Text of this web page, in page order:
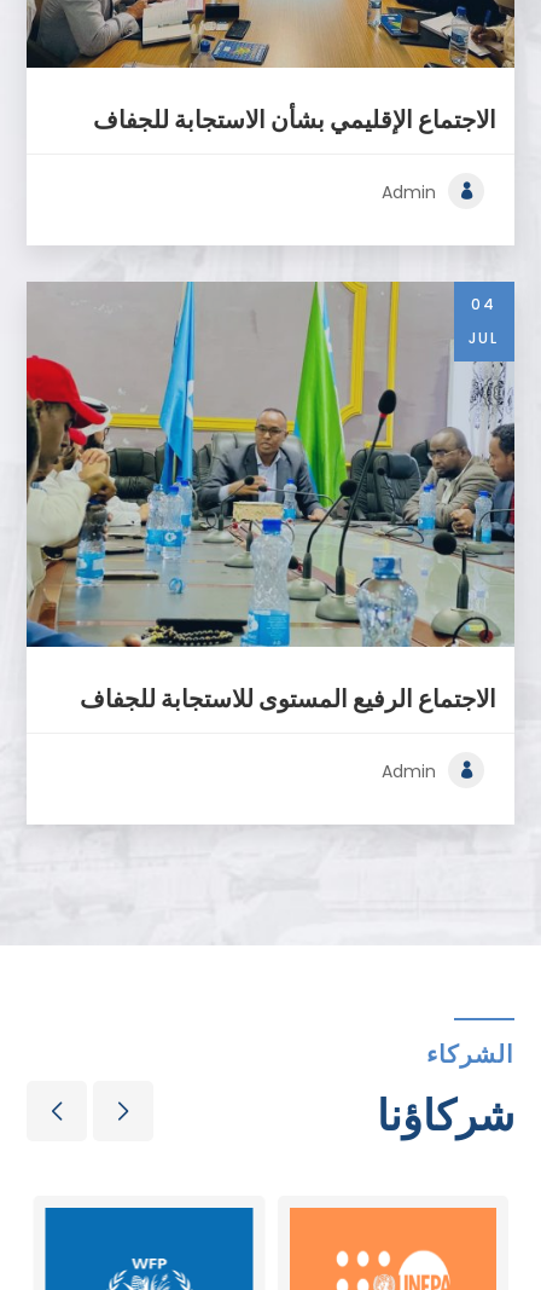
الاجتماع الإقليمي بشأن الاستجابة للجفاف
Admin
الاجتماع الرفيع المستوى للاستجابة للجفاف
Admin
04
JUL
الشركاء
شركاؤنا